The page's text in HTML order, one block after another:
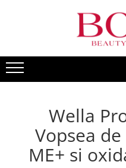
INGRIJIRE PAR
SAMPOANE
FIOLE TRATAMENT
TRATAMENTE SI SERUM
STYLING
MARCI POPULARE
ALFAPARF
FANOLA
JUST FOR MEN
Wella
Vopsea
ME+ si